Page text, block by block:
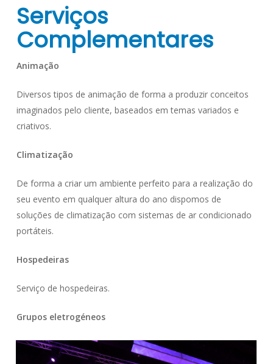
Serviços
Complementares
Animação
Diversos tipos de animação de forma a produzir conceitos
imaginados pelo cliente, baseados em temas variados e
criativos.
Climatização
De forma a criar um ambiente perfeito para a realização do
seu evento em qualquer altura do ano dispomos de
soluções de climatização com sistemas de ar condicionado
portáteis.
Hospedeiras
Serviço de hospedeiras.
Grupos eletrogéneos